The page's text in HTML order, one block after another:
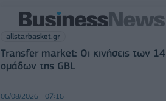
allstarbasket.gr
Transfer market: Οι κινήσεις των 14
ομάδων της GBL
06/08/2026 - 07:16